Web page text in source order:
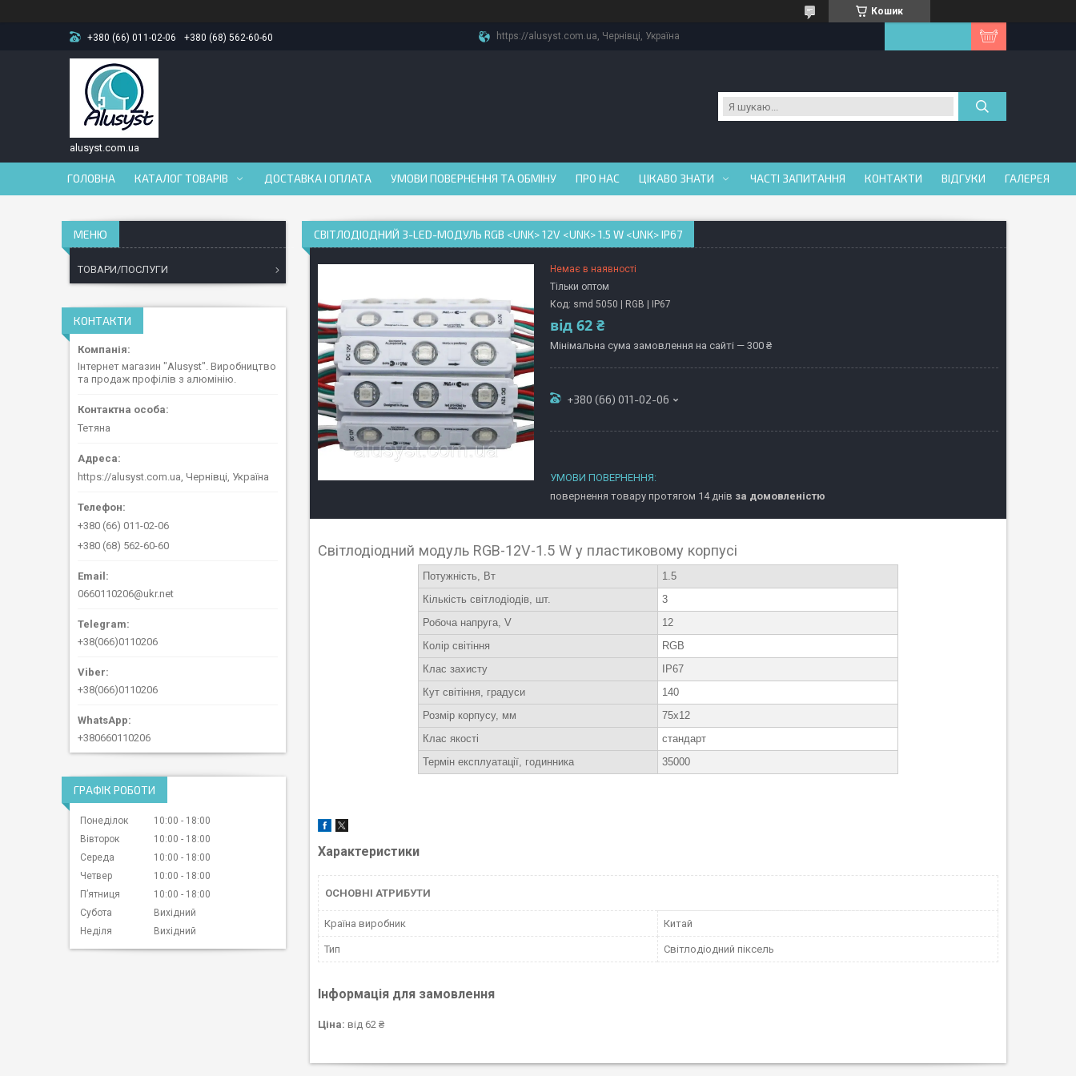
Кошик
+380 (66) 011-02-06 +380 (68) 562-60-60 https://alusyst.com.ua, Чернівці, Україна
alusyst.com.ua
ГОЛОВНА КАТАЛОГ ТОВАРІВ ДОСТАВКА І ОПЛАТА УМОВИ ПОВЕРНЕННЯ ТА ОБМІНУ ПРО НАС ЦІКАВО ЗНАТИ ЧАСТІ ЗАПИТАННЯ КОНТАКТИ ВІДГУКИ ГАЛЕРЕЯ
СВІТЛОДІОДНИЙ 3-LED-МОДУЛЬ RGB <UNK> 12V <UNK> 1.5 W <UNK> IP67
Немає в наявності
Тільки оптом
Код: smd 5050 | RGB | IP67
від 62 ₴
Мінімальна сума замовлення на сайті — 300 ₴
+380 (66) 011-02-06
повернення товару протягом 14 днів за домовленістю
Світлодіодний модуль RGB-12V-1.5 W у пластиковому корпусі
Потужність, Вт
1.5
Кількість світлодіодів, шт.
3
Робоча напруга, V
12
Колір світіння
RGB
Клас захисту
IP67
Кут світіння, градуси
140
Розмір корпусу, мм
75х12
Клас якості
стандарт
Термін експлуатації, годинника
35000
Характеристики
ОСНОВНІ АТРИБУТИ
Країна виробник Китай
Тип Світлодіодний піксель
Інформація для замовлення
Ціна: від 62 ₴
ТОВАРИ/ПОСЛУГИ
КОНТАКТИ
Інтернет магазин "Alusyst". Виробництво
та продаж профілів з алюмінію.
Тетяна
https://alusyst.com.ua, Чернівці, Україна
+380 (66) 011-02-06
+380 (68) 562-60-60
0660110206@ukr.net
+38(066)0110206
+38(066)0110206
+380660110206
ГРАФІК РОБОТИ
Понеділок 10:00
18:00
Вівторок
10:00
18:00
Середа
10:00
18:00
Четвер
10:00
18:00
Пʼятниця
10:00
18:00
Субота
Вихідний
Неділя
Вихідний